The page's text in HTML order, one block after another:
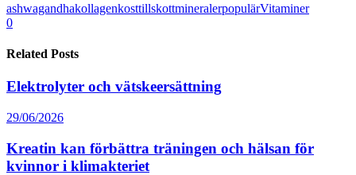
ashwagandhakollagenkosttillskottmineralerpopulärVitaminer
0
Related Posts
Elektrolyter och vätskeersättning
29/06/2026
Kreatin kan förbättra träningen och hälsan för
kvinnor i klimakteriet